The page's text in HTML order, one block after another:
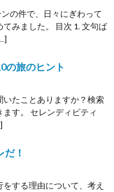
の件で、日々にぎわって
みました。 目次 1. 文句ば
の旅のヒント
たことありますか？検索
す。 セレンディピティ
！
する理由について、考え